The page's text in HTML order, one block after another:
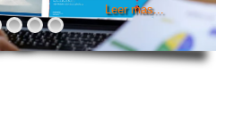
Leer mas...